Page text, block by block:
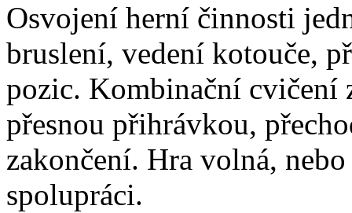
Osvojení herní činnosti
bruslení, vedení kotouče,
pozic. Kombinační cvičení
přesnou přihrávkou,
zakončení. Hra volná,
spolupráci.